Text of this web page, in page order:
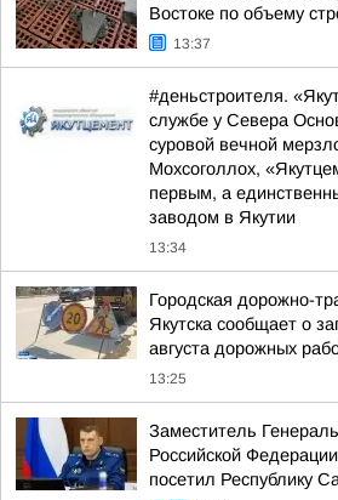
Востоке по объему
13:37
#деньстроителя.
службе у Севера
суровой вечной
Мохсоголлох,
первым, а
заводом в Якутии
13:34
Городская дорожно-
Якутска сообщает о
августа дорожных
13:25
Заместитель
Российской
посетил Республику